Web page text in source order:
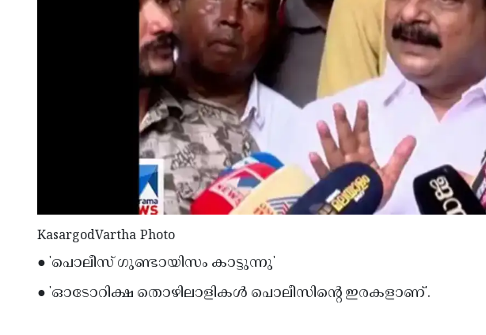
KasargodVartha Photo
● 'പൊലീസ് ഗുണ്ടായിസം കാട്ടുന്നു'
● 'ഓടോറിക്ഷ തൊഴിലാളികൾ പൊലീസിന്റെ ഇരകളാണ്'.